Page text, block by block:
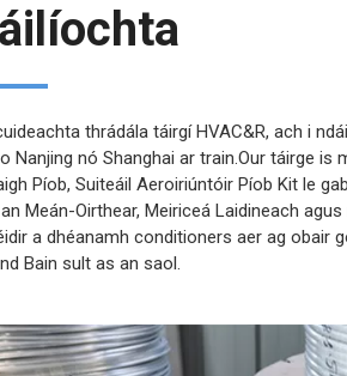
thrádála táirgí HVAC&R, ach i
nó Shanghai ar train.Our táirge is
Píob, Suiteáil Aeroiriúntóir Píob Kit le
Meán-Oirthear, Meiriceá Laidineach
a dhéanamh conditioners aer ag obair
Bain sult as an saol.